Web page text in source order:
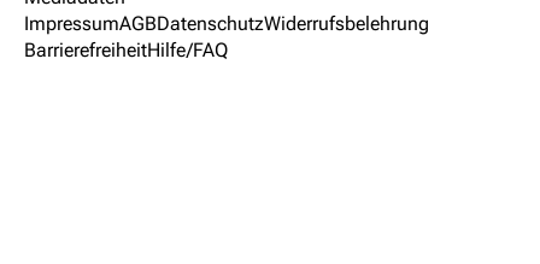
ImpressumAGBDatenschutzWiderrufsbelehrung
BarrierefreiheitHilfe/FAQ